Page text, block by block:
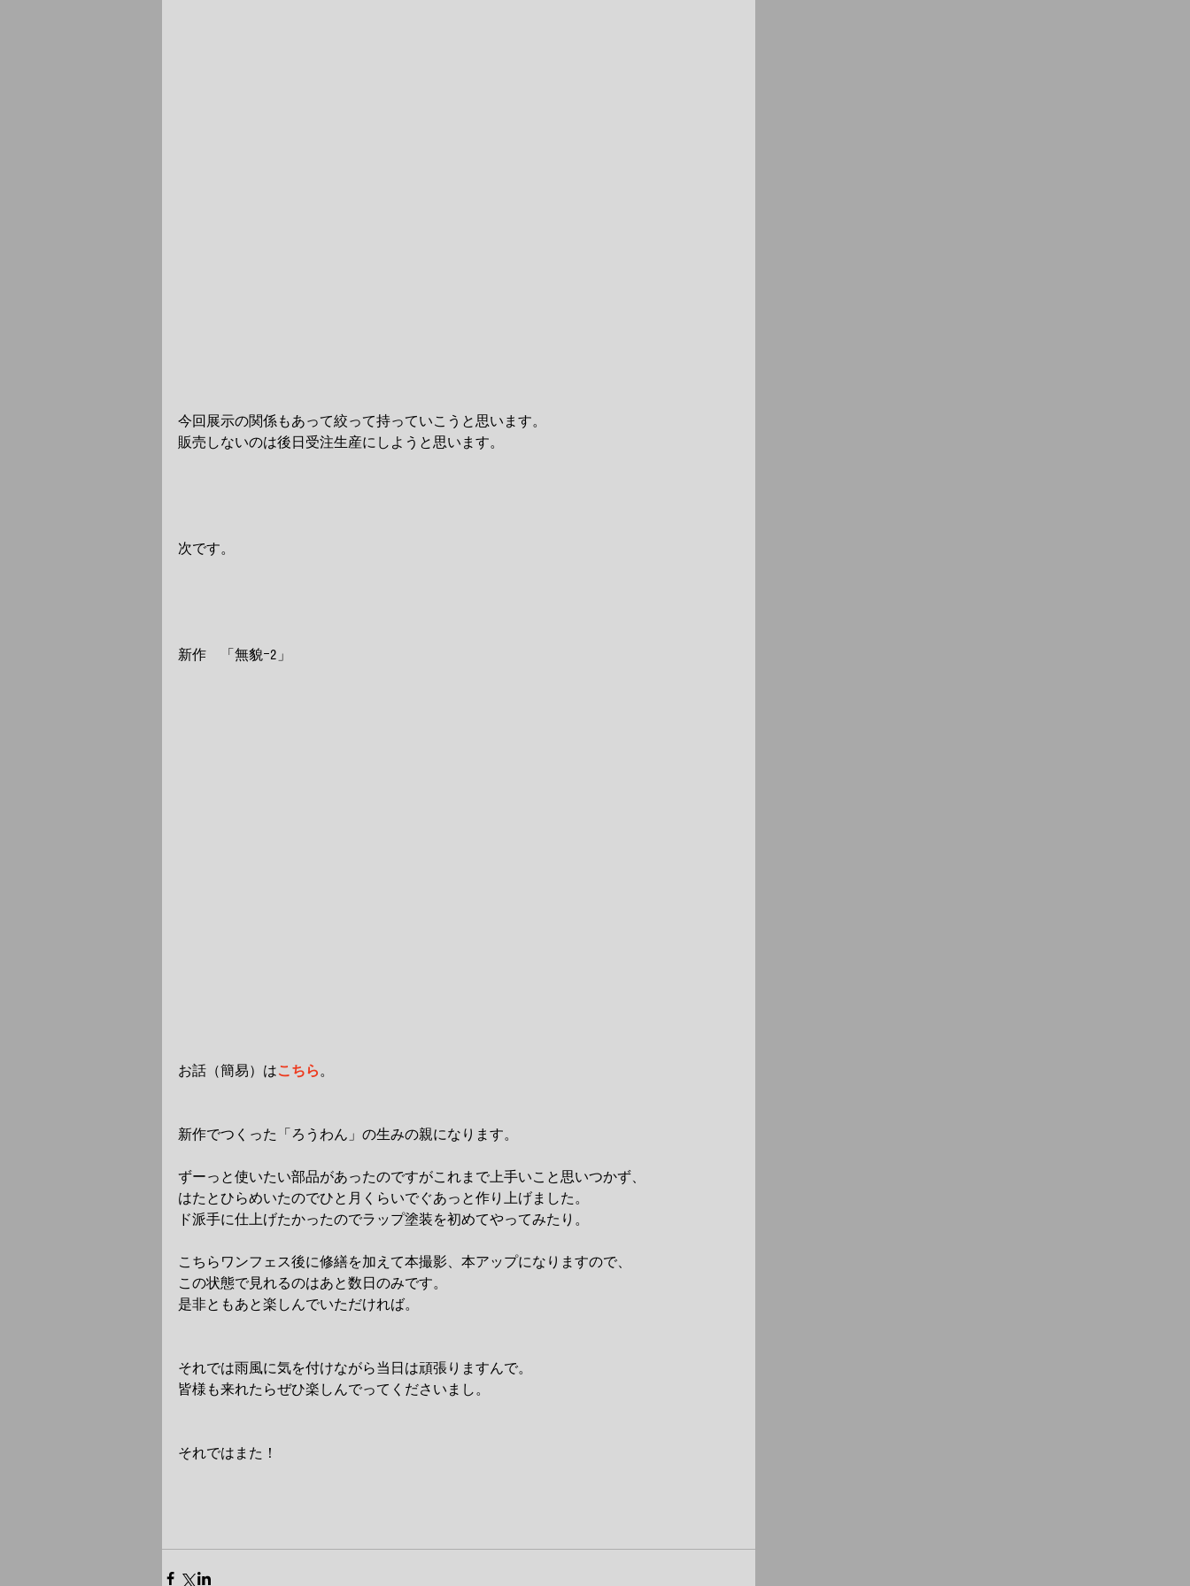
今回展示の関係もあって絞って持っていこうと思います。
販売しないのは後日受注生産にしようと思います。
次です。
新作　「無貌ｰ2」
お話（簡易）はこちら。
新作でつくった「ろうわん」の生みの親になります。
ずーっと使いたい部品があったのですがこれまで上手いこと思いつかず、
はたとひらめいたのでひと月くらいでぐあっと作り上げました。
ド派手に仕上げたかったのでラップ塗装を初めてやってみたり。
こちらワンフェス後に修繕を加えて本撮影、本アップになりますので、
この状態で見れるのはあと数日のみです。
是非ともあと楽しんでいただければ。
それでは雨風に気を付けながら当日は頑張りますんで。
皆様も来れたらぜひ楽しんでってくださいまし。
それではまた！